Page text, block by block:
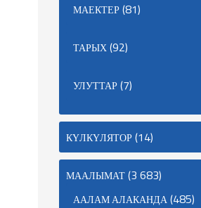
МАЕКТЕР(81)
ТАРЫХ(92)
УЛУТТАР(7)
КҮЛКҮЛЯТОР(14)
МААЛЫМАТ(3 683)
ААЛАМ АЛАКАНДА(485)